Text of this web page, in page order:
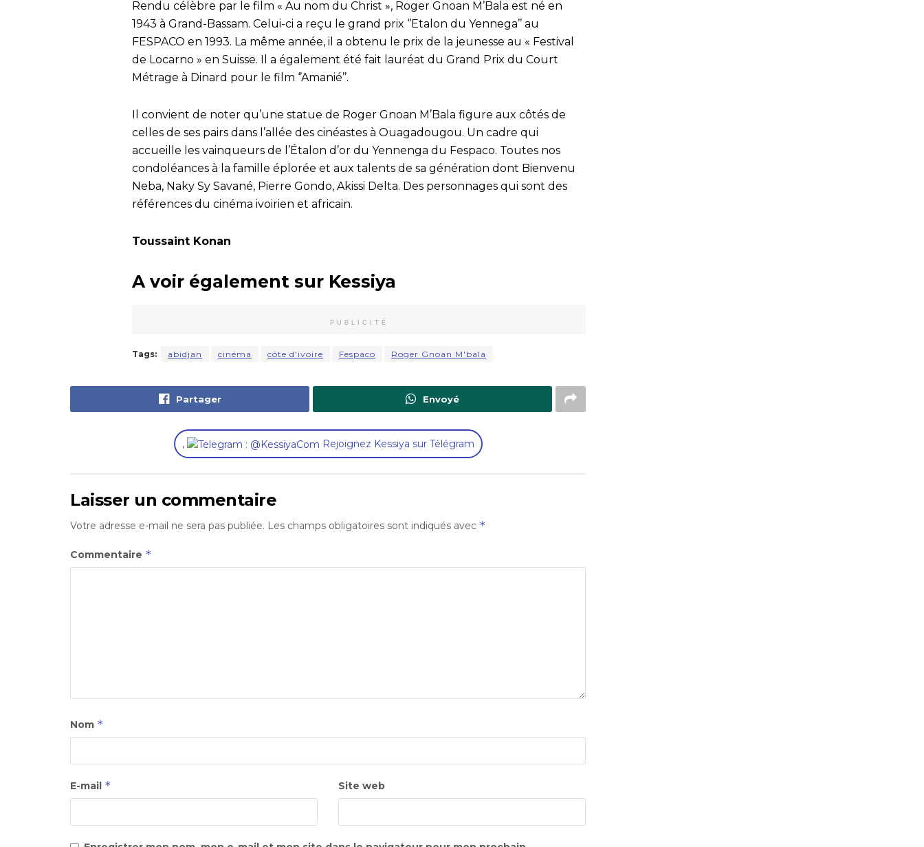
Rendu célèbre par le film « Au nom du Christ », Roger Gnoan M’Bala est né en
1943 à Grand-Bassam. Celui-ci a reçu le grand prix ‘’Etalon du Yennega’’ au
FESPACO en 1993. La même année, il a obtenu le prix de la jeunesse au « Festival
de Locarno » en Suisse. Il a également été fait lauréat du Grand Prix du Court
Métrage à Dinard pour le film ‘’Amanié’’.
Il convient de noter qu’une statue de Roger Gnoan M’Bala figure aux côtés de
celles de ses pairs dans l’allée des cinéastes à Ouagadougou. Un cadre qui
accueille les vainqueurs de l’Étalon d’or du Yennenga du Fespaco. Toutes nos
condoléances à la famille éplorée et aux talents de sa génération dont Bienvenu
Neba, Naky Sy Savané, Pierre Gondo, Akissi Delta. Des personnages qui sont des
références du cinéma ivoirien et africain.
Toussaint Konan
A voir également sur Kessiya
PUBLICITÉ
Tags: abidjan cinéma côte d'ivoire Fespaco Roger Gnoan M'bala
Partager Envoyé
, Rejoignez Kessiya sur Télégram
Laisser un commentaire
Votre adresse e-mail ne sera pas publiée. Les champs obligatoires sont indiqués avec *
Commentaire *
Nom *
E-mail * Site web